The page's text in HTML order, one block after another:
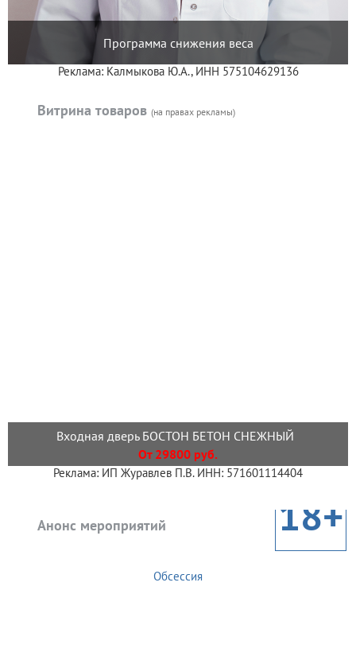
Программа снижения веса
Реклама: Калмыкова Ю.А., ИНН 575104629136
Витрина товаров (на правах рекламы)
Входная дверь БОСТОН БЕТОН СНЕЖНЫЙ
От 29800 руб.
Реклама: ИП Журавлев П.В. ИНН: 571601114404
Анонс мероприятий 18+
Обсессия